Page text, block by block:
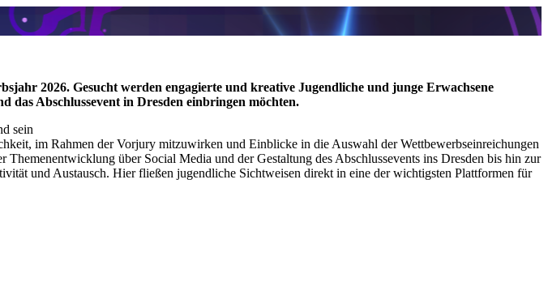
2026. Gesucht werden engagierte und kreative Jugendliche und junge Erwachsene
das Abschlussevent in Dresden einbringen möchten.
sein
im Rahmen der Vorjury mitzuwirken und Einblicke in die Auswahl der Wettbewerbseinreichungen
über Social Media und der Gestaltung des Abschlussevents ins Dresden bis hin zur
und Austausch. Hier fließen jugendliche Sichtweisen direkt in eine der wichtigsten Plattformen für